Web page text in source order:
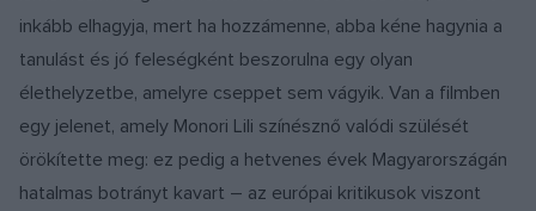
inkább elhagyja, mert ha hozzámenne, abba kéne hagynia a
tanulást és jó feleségként beszorulna egy olyan
élethelyzetbe, amelyre cseppet sem vágyik. Van a filmben
egy jelenet, amely Monori Lili színésznő valódi szülését
örökítette meg: ez pedig a hetvenes évek Magyarországán
hatalmas botrányt kavart – az európai kritikusok viszont